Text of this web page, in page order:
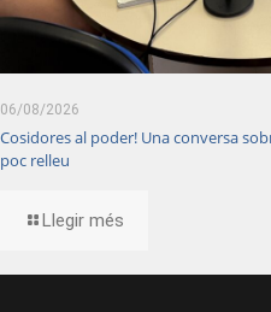
06/08/2026
Cosidores al poder! Una conversa
poc relleu
Llegir més